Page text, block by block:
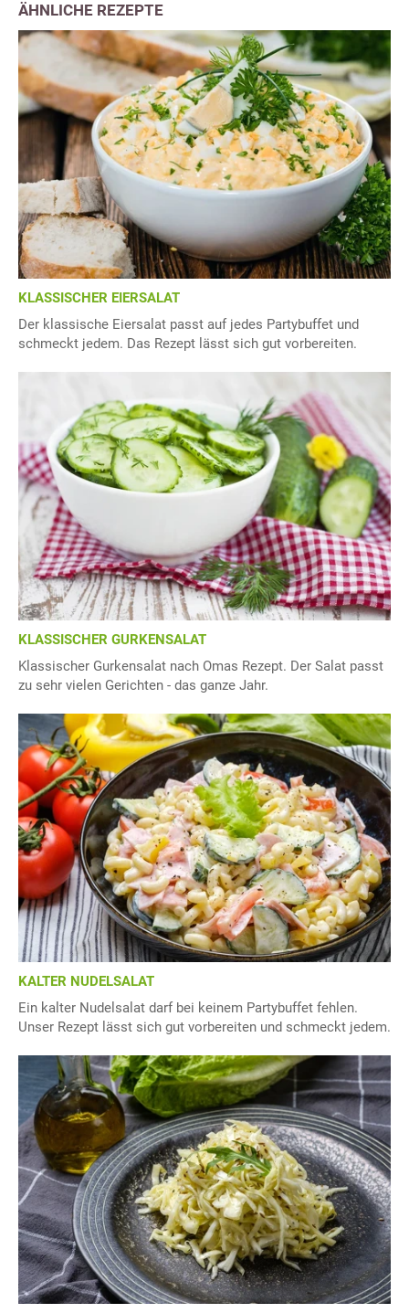
ÄHNLICHE REZEPTE
KLASSISCHER EIERSALAT
Der klassische Eiersalat passt auf jedes Partybuffet und
schmeckt jedem. Das Rezept lässt sich gut vorbereiten.
KLASSISCHER GURKENSALAT
Klassischer Gurkensalat nach Omas Rezept. Der Salat passt
zu sehr vielen Gerichten - das ganze Jahr.
KALTER NUDELSALAT
Ein kalter Nudelsalat darf bei keinem Partybuffet fehlen.
Unser Rezept lässt sich gut vorbereiten und schmeckt jedem.